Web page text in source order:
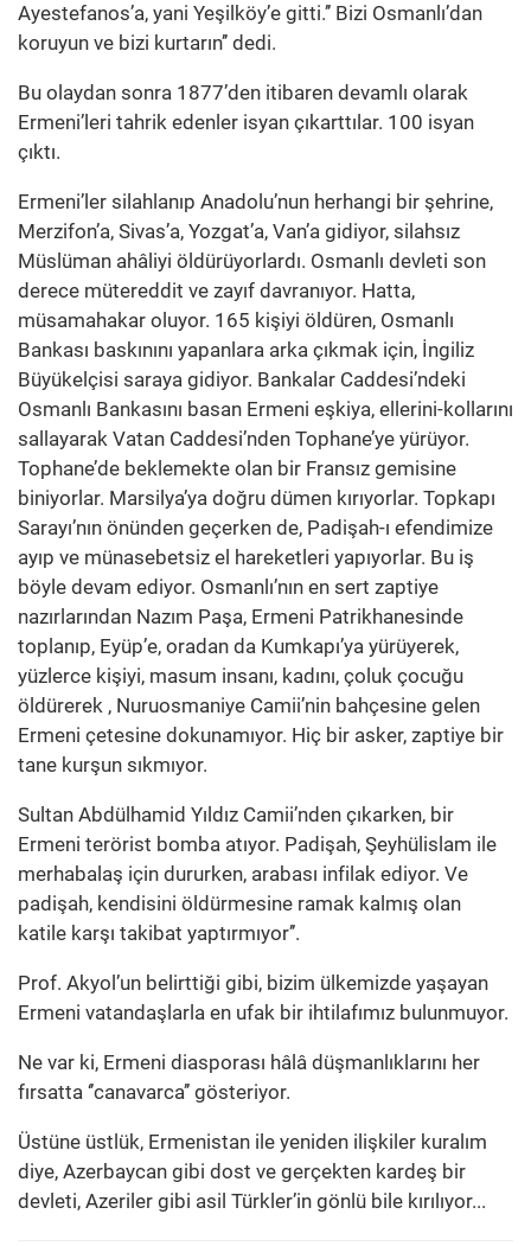
Ayestefanos’a, yani Yeşilköy’e gitti.’’ Bizi Osmanlı’dan
koruyun ve bizi kurtarın’’ dedi.
Bu olaydan sonra 1877’den itibaren devamlı olarak
Ermeni’leri tahrik edenler isyan çıkarttılar. 100 isyan
çıktı.
Ermeni’ler silahlanıp Anadolu’nun herhangi bir şehrine,
Merzifon’a, Sivas’a, Yozgat’a, Van’a gidiyor, silahsız
Müslüman ahâliyi öldürüyorlardı. Osmanlı devleti son
derece mütereddit ve zayıf davranıyor. Hatta,
müsamahakar oluyor. 165 kişiyi öldüren, Osmanlı
Bankası baskınını yapanlara arka çıkmak için, İngiliz
Büyükelçisi saraya gidiyor. Bankalar Caddesi’ndeki
Osmanlı Bankasını basan Ermeni eşkiya, ellerini-kollarını
sallayarak Vatan Caddesi’nden Tophane’ye yürüyor.
Tophane’de beklemekte olan bir Fransız gemisine
biniyorlar. Marsilya’ya doğru dümen kırıyorlar. Topkapı
Sarayı’nın önünden geçerken de, Padişah-ı efendimize
ayıp ve münasebetsiz el hareketleri yapıyorlar. Bu iş
böyle devam ediyor. Osmanlı’nın en sert zaptiye
nazırlarından Nazım Paşa, Ermeni Patrikhanesinde
toplanıp, Eyüp’e, oradan da Kumkapı’ya yürüyerek,
yüzlerce kişiyi, masum insanı, kadını, çoluk çocuğu
öldürerek , Nuruosmaniye Camii’nin bahçesine gelen
Ermeni çetesine dokunamıyor. Hiç bir asker, zaptiye bir
tane kurşun sıkmıyor.
Sultan Abdülhamid Yıldız Camii’nden çıkarken, bir
Ermeni terörist bomba atıyor. Padişah, Şeyhülislam ile
merhabalaş için dururken, arabası infilak ediyor. Ve
padişah, kendisini öldürmesine ramak kalmış olan
katile karşı takibat yaptırmıyor’’.
Prof. Akyol’un belirttiği gibi, bizim ülkemizde yaşayan
Ermeni vatandaşlarla en ufak bir ihtilafımız bulunmuyor.
Ne var ki, Ermeni diasporası hâlâ düşmanlıklarını her
fırsatta ‘’canavarca’’ gösteriyor.
Üstüne üstlük, Ermenistan ile yeniden ilişkiler kuralım
diye, Azerbaycan gibi dost ve gerçekten kardeş bir
devleti, Azeriler gibi asil Türkler’in gönlü bile kırılıyor...